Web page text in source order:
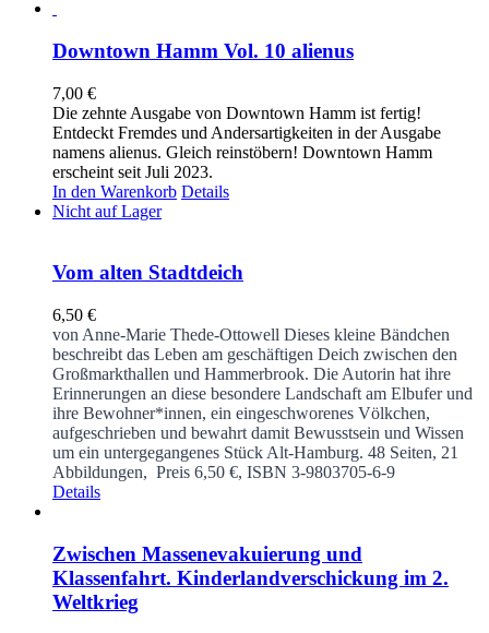
Downtown Hamm Vol. 10 alienus
7,00 €
Die zehnte Ausgabe von Downtown Hamm ist fertig!
Entdeckt Fremdes und Andersartigkeiten in der Ausgabe
namens alienus. Gleich reinstöbern! Downtown Hamm
erscheint seit Juli 2023.
In den Warenkorb Details
Nicht auf Lager
Vom alten Stadtdeich
6,50 €
von Anne-Marie Thede-Ottowell Dieses kleine Bändchen
beschreibt das Leben am geschäftigen Deich zwischen den
Großmarkthallen und Hammerbrook. Die Autorin hat ihre
Erinnerungen an diese besondere Landschaft am Elbufer und
ihre Bewohner*innen, ein eingeschworenes Völkchen,
aufgeschrieben und bewahrt damit Bewusstsein und Wissen
um ein untergegangenes Stück Alt-Hamburg. 48 Seiten, 21
Abbildungen, Preis 6,50 €, ISBN 3-9803705-6-9
Details
Zwischen Massenevakuierung und
Klassenfahrt. Kinderlandverschickung im 2.
Weltkrieg